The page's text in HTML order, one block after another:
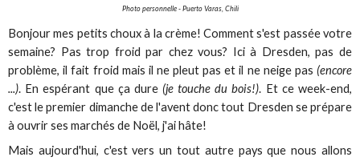
Photo personnelle - Puerto Varas, Chili
Bonjour mes petits choux à la crème! Comment s'est passée votre
semaine? Pas trop froid par chez vous? Ici à Dresden, pas de
problème, il fait froid mais il ne pleut pas et il ne neige pas (encore
...). En espérant que ça dure(je touche du bois!). Et ce week-end,
c'est le premier dimanche de l'avent donc tout Dresden se prépare
à ouvrir ses marchés de Noël, j'ai hâte!
Mais aujourd'hui, c'est vers un tout autre pays que nous allons